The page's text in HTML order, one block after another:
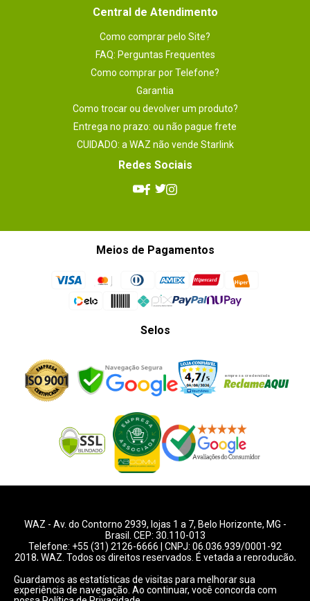
Central de Atendimento
Como comprar pelo Site?
FAQ: Perguntas Frequentes
Como comprar por Telefone?
Garantia
Como trocar ou devolver um produto?
Entrega no prazo: ou não pague frete
CUIDADO: a WAZ não vende Starlink
Redes Sociais
Meios de Pagamentos
Selos
WAZ - Av. do Contorno 2939, lojas 1 a 7, Belo Horizonte, MG -
Brasil. CEP: 30.110-013
Telefone: +55 (31) 2126-6666 | CNPJ: 06.036.939/0001-92
2018, WAZ. Todos os direitos reservados. É vetada a reprodução,
Preços e condições de pagamentos válidos exclusivamente
Guardamos as estatísticas de visitas para melhorar sua
experiência de navegação. Ao continuar, você concorda com